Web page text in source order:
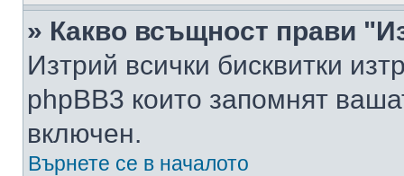
» Какво всъщност прави
Изтрий всички бисквитки
phpBB3 които запомнят
включен.
Върнете се в началото